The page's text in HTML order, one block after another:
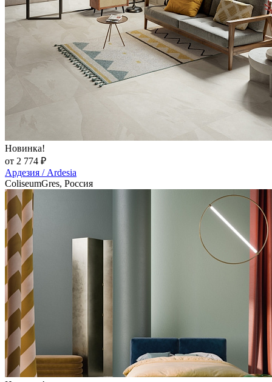
Новинка!
от 2 774 ₽
Ардезия / Ardesia
ColiseumGres, Россия